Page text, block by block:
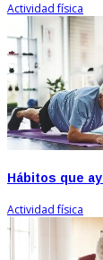
Actividad física
Hábitos que
Actividad física